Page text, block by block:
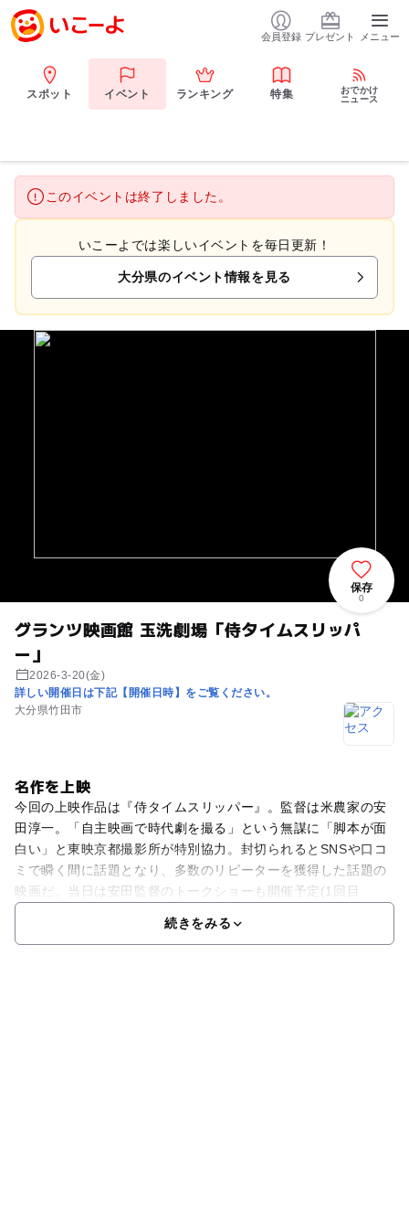
会員登録 プレゼント メニュー
スポット イベント ランキング 特集
おでかけ
ニュース
このイベントは終了しました。
いこーよでは楽しいイベントを毎日更新！
大分県のイベント情報を見る
グランツ映画館 玉洗劇場「侍タイムスリッパ
ー」
2026-3-20(金)
詳しい開催日は下記【開催日時】をご覧ください。
大分県竹田市
保存
0
名作を上映
今回の上映作品は『侍タイムスリッパー』。監督は米農家の安
田淳一。「自主映画で時代劇を撮る」という無謀に「脚本が面
白い」と東映京都撮影所が特別協力。封切られるとSNSや口コ
ミで瞬く間に話題となり、多数のリピーターを獲得した話題の
映画だ。当日は安田監督のトークショーも開催予定(1回目
続きをみる